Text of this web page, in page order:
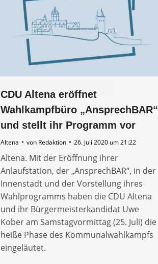
CDU Altena eröffnet
Wahlkampfbüro „AnsprechBAR“
und stellt ihr Programm vor
Altena von Redaktion 26. Juli 2020 um 21:22
Altena. Mit der Eröffnung ihrer
Anlaufstation, der „AnsprechBAR“, in der
Innenstadt und der Vorstellung ihres
Wahlprogramms haben die CDU Altena
und ihr Bürgermeisterkandidat Uwe
Kober am Samstagvormittag (25. Juli) die
heiße Phase des Kommunalwahlkampfs
eingeläutet.